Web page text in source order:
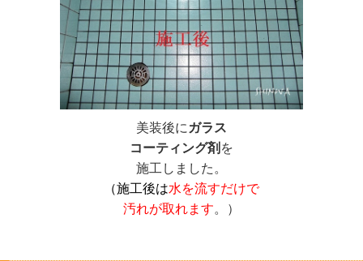
美装後に ガラス
コーティング剤 を
施工しました。
（施工後は水を流すだけで
汚れが取れます。）